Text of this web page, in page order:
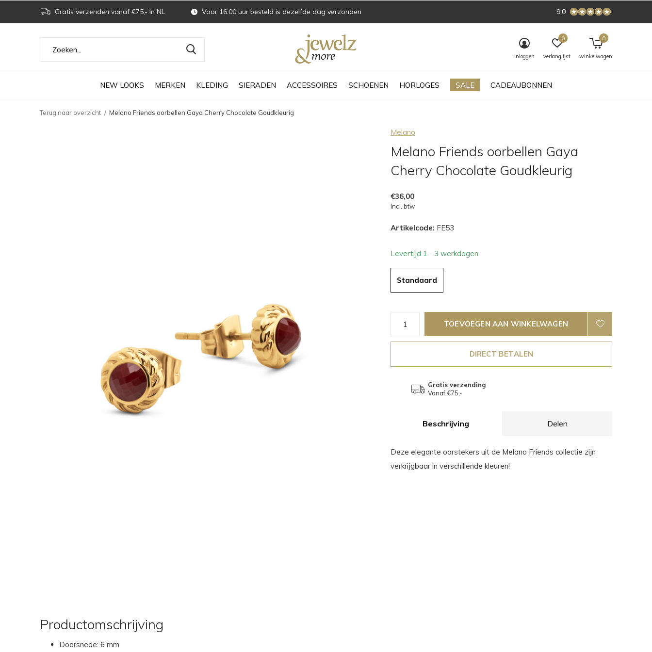
NEW LOOKS MERKEN KLEDING SIERADEN ACCESSOIRES SCHOENEN HORLOGES SALE CADEAUBONNEN
inloggen verlanglijst
0
winkelwagen
0
Gratis verzenden vanaf €75,- in NL Voor 16.00 uur besteld is dezelfde dag verzonden 9.0
Terug naar overzicht Melano Friends oorbellen Gaya Cherry Chocolate Goudkleurig
Melano
Melano Friends oorbellen Gaya
Cherry Chocolate Goudkleurig
€36,00
Incl. btw
Artikelcode: FE53
Levertijd 1 - 3 werkdagen
Standaard
TOEVOEGEN AAN WINKELWAGEN
DIRECT BETALEN
Gratis verzending
Vanaf €75,-
Beschrijving Delen
Deze elegante oorstekers uit de Melano Friends collectie zijn
verkrijgbaar in verschillende kleuren!
Productomschrijving
Doorsnede: 6 mm